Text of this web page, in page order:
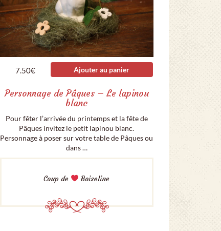
7.50€ Ajouter au panier
Personnage de Pâques – Le lapinou
blanc
Pour fêter l’arrivée du printemps et la fête de
Pâques invitez le petit lapinou blanc.
Personnage à poser sur votre table de Pâques ou
dans …
Coup de Boiseline